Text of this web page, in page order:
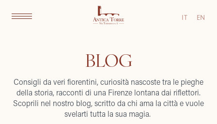
IT EN
BLOG
Consigli da veri fiorentini, curiosità nascoste tra le pieghe
della storia, racconti di una Firenze lontana dai riflettori.
Scoprili nel nostro blog, scritto da chi ama la città e vuole
svelarti tutta la sua magia.